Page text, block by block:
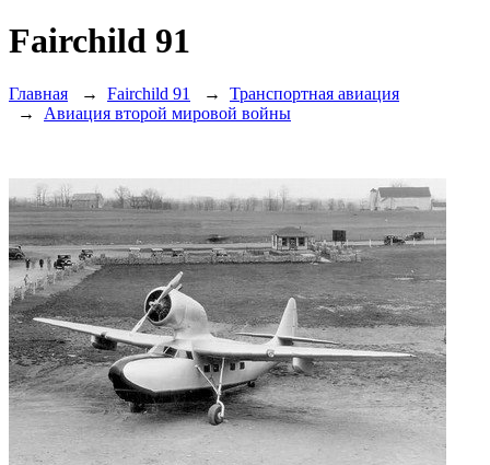
Fairchild 91
Главная → Fairchild 91 → Транспортная авиация
→ Авиация второй мировой войны